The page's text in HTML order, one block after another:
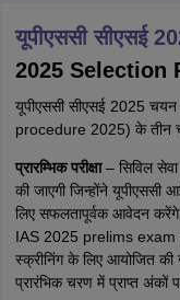
यूपीएससी सीएसई
2025 Selection
यूपीएससी सीएसई 2025
procedure 2025) के तीन
प्रारम्भिक परीक्षा– सिविल सेवा
की जाएगी जिन्होंने
लिए सफलतापूर्वक आवेदन
IAS 2025 prelims exam
स्क्रीनिंग के लिए आयोजित
प्रारंभिक चरण में प्राप्त अंकों